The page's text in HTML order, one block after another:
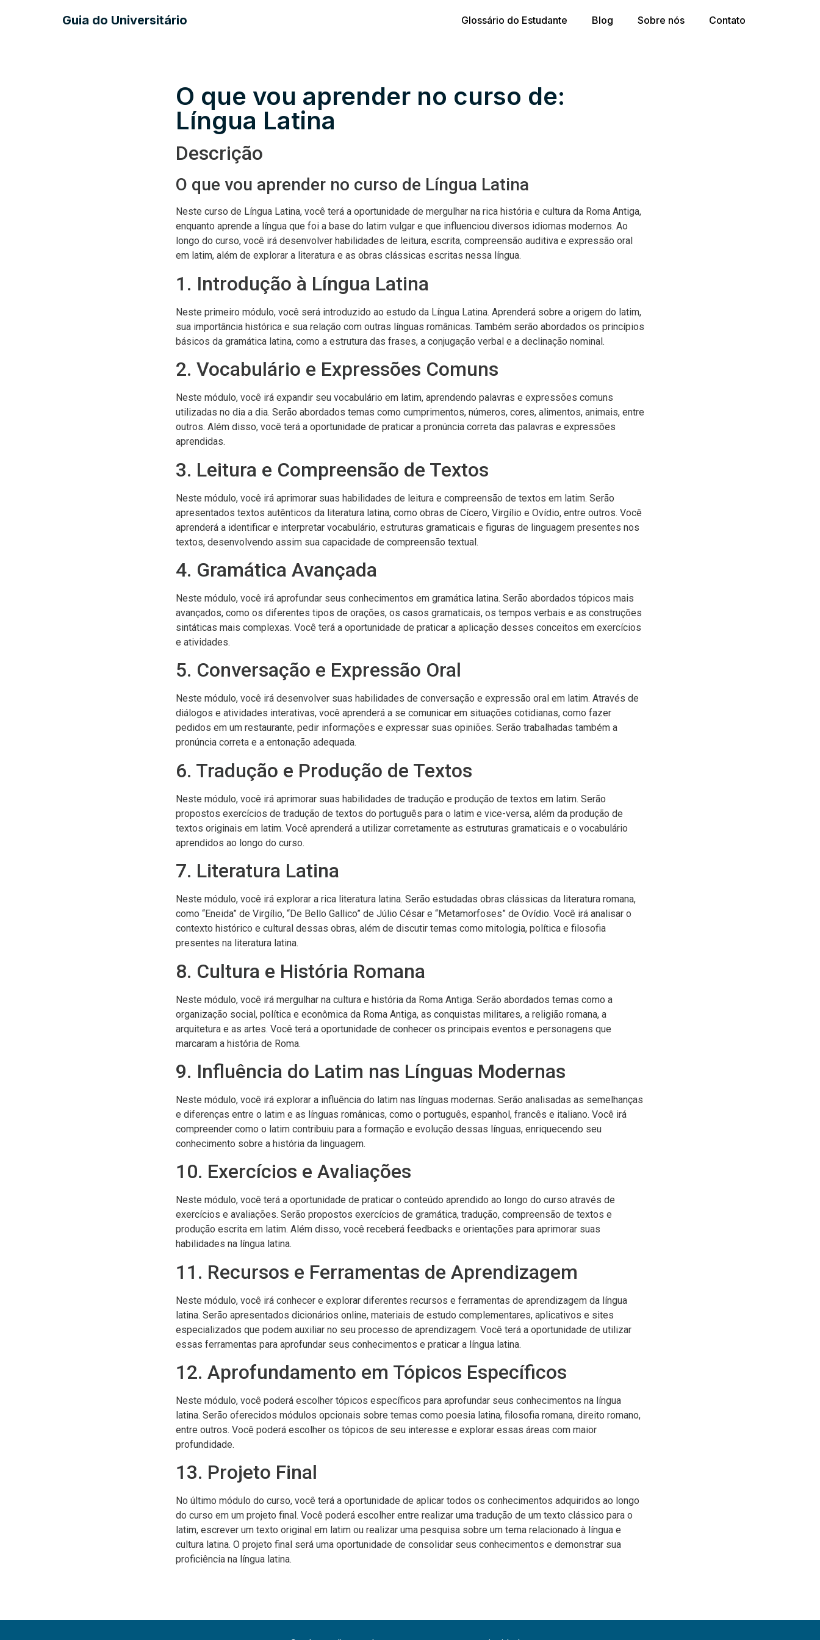
Guia do Universitário Glossário do Estudante Blog Sobre nós Contato
O que vou aprender no curso de:
Língua Latina
Descrição
O que vou aprender no curso de Língua Latina
Neste curso de Língua Latina, você terá a oportunidade de mergulhar na rica história e cultura da Roma Antiga,
enquanto aprende a língua que foi a base do latim vulgar e que influenciou diversos idiomas modernos. Ao
longo do curso, você irá desenvolver habilidades de leitura, escrita, compreensão auditiva e expressão oral
em latim, além de explorar a literatura e as obras clássicas escritas nessa língua.
1. Introdução à Língua Latina
Neste primeiro módulo, você será introduzido ao estudo da Língua Latina. Aprenderá sobre a origem do latim,
sua importância histórica e sua relação com outras línguas românicas. Também serão abordados os princípios
básicos da gramática latina, como a estrutura das frases, a conjugação verbal e a declinação nominal.
2. Vocabulário e Expressões Comuns
Neste módulo, você irá expandir seu vocabulário em latim, aprendendo palavras e expressões comuns
utilizadas no dia a dia. Serão abordados temas como cumprimentos, números, cores, alimentos, animais, entre
outros. Além disso, você terá a oportunidade de praticar a pronúncia correta das palavras e expressões
aprendidas.
3. Leitura e Compreensão de Textos
Neste módulo, você irá aprimorar suas habilidades de leitura e compreensão de textos em latim. Serão
apresentados textos autênticos da literatura latina, como obras de Cícero, Virgílio e Ovídio, entre outros. Você
aprenderá a identificar e interpretar vocabulário, estruturas gramaticais e figuras de linguagem presentes nos
textos, desenvolvendo assim sua capacidade de compreensão textual.
4. Gramática Avançada
Neste módulo, você irá aprofundar seus conhecimentos em gramática latina. Serão abordados tópicos mais
avançados, como os diferentes tipos de orações, os casos gramaticais, os tempos verbais e as construções
sintáticas mais complexas. Você terá a oportunidade de praticar a aplicação desses conceitos em exercícios
e atividades.
5. Conversação e Expressão Oral
Neste módulo, você irá desenvolver suas habilidades de conversação e expressão oral em latim. Através de
diálogos e atividades interativas, você aprenderá a se comunicar em situações cotidianas, como fazer
pedidos em um restaurante, pedir informações e expressar suas opiniões. Serão trabalhadas também a
pronúncia correta e a entonação adequada.
6. Tradução e Produção de Textos
Neste módulo, você irá aprimorar suas habilidades de tradução e produção de textos em latim. Serão
propostos exercícios de tradução de textos do português para o latim e vice-versa, além da produção de
textos originais em latim. Você aprenderá a utilizar corretamente as estruturas gramaticais e o vocabulário
aprendidos ao longo do curso.
7. Literatura Latina
Neste módulo, você irá explorar a rica literatura latina. Serão estudadas obras clássicas da literatura romana,
como “Eneida” de Virgílio, “De Bello Gallico” de Júlio César e “Metamorfoses” de Ovídio. Você irá analisar o
contexto histórico e cultural dessas obras, além de discutir temas como mitologia, política e filosofia
presentes na literatura latina.
8. Cultura e História Romana
Neste módulo, você irá mergulhar na cultura e história da Roma Antiga. Serão abordados temas como a
organização social, política e econômica da Roma Antiga, as conquistas militares, a religião romana, a
arquitetura e as artes. Você terá a oportunidade de conhecer os principais eventos e personagens que
marcaram a história de Roma.
9. Influência do Latim nas Línguas Modernas
Neste módulo, você irá explorar a influência do latim nas línguas modernas. Serão analisadas as semelhanças
e diferenças entre o latim e as línguas românicas, como o português, espanhol, francês e italiano. Você irá
compreender como o latim contribuiu para a formação e evolução dessas línguas, enriquecendo seu
conhecimento sobre a história da linguagem.
10. Exercícios e Avaliações
Neste módulo, você terá a oportunidade de praticar o conteúdo aprendido ao longo do curso através de
exercícios e avaliações. Serão propostos exercícios de gramática, tradução, compreensão de textos e
produção escrita em latim. Além disso, você receberá feedbacks e orientações para aprimorar suas
habilidades na língua latina.
11. Recursos e Ferramentas de Aprendizagem
Neste módulo, você irá conhecer e explorar diferentes recursos e ferramentas de aprendizagem da língua
latina. Serão apresentados dicionários online, materiais de estudo complementares, aplicativos e sites
especializados que podem auxiliar no seu processo de aprendizagem. Você terá a oportunidade de utilizar
essas ferramentas para aprofundar seus conhecimentos e praticar a língua latina.
12. Aprofundamento em Tópicos Específicos
Neste módulo, você poderá escolher tópicos específicos para aprofundar seus conhecimentos na língua
latina. Serão oferecidos módulos opcionais sobre temas como poesia latina, filosofia romana, direito romano,
entre outros. Você poderá escolher os tópicos de seu interesse e explorar essas áreas com maior
profundidade.
13. Projeto Final
No último módulo do curso, você terá a oportunidade de aplicar todos os conhecimentos adquiridos ao longo
do curso em um projeto final. Você poderá escolher entre realizar uma tradução de um texto clássico para o
latim, escrever um texto original em latim ou realizar uma pesquisa sobre um tema relacionado à língua e
cultura latina. O projeto final será uma oportunidade de consolidar seus conhecimentos e demonstrar sua
proficiência na língua latina.